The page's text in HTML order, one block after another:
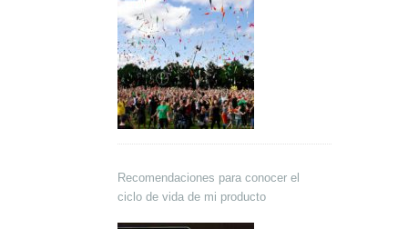
Recomendaciones para conocer el
ciclo de vida de mi producto